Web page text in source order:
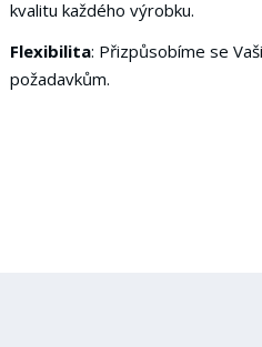
kvalitu každého výrobku.
Flexibilita: Přizpůsobíme se
požadavkům.